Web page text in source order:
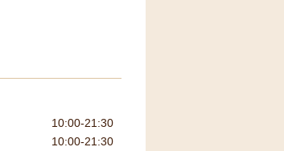
10:00-21:30
10:00-21:30